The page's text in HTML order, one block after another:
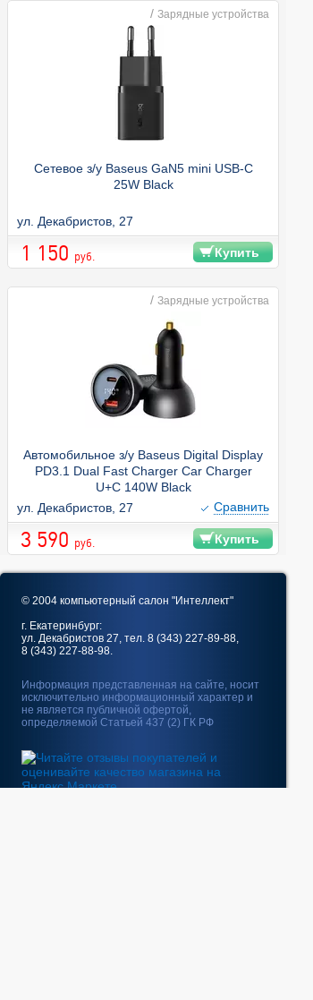
/ Зарядные устройства
Сетевое з/у Baseus GaN5 mini USB-C
25W Black
ул. Декабристов, 27
1 150 руб. Купить
/ Зарядные устройства
Автомобильное з/у Baseus Digital Display
PD3.1 Dual Fast Charger Car Charger
U+C 140W Black
ул. Декабристов, 27
Cравнить
3 590 руб. Купить
© 2004 компьютерный салон "Интеллект"
г. Екатеринбург:
ул. Декабристов 27, тел. 8 (343) 227-89-88,
8 (343) 227-88-98.
Информация представленная на сайте, носит
исключительно информационный характер и
не является публичной офертой,
определяемой Статьей 437 (2) ГК РФ